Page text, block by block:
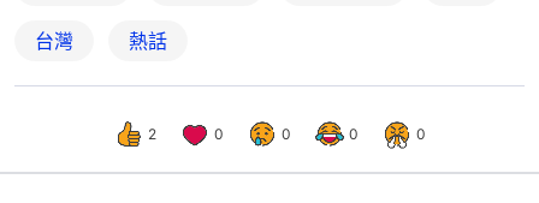
台灣 熱話
2 0 0 0 0